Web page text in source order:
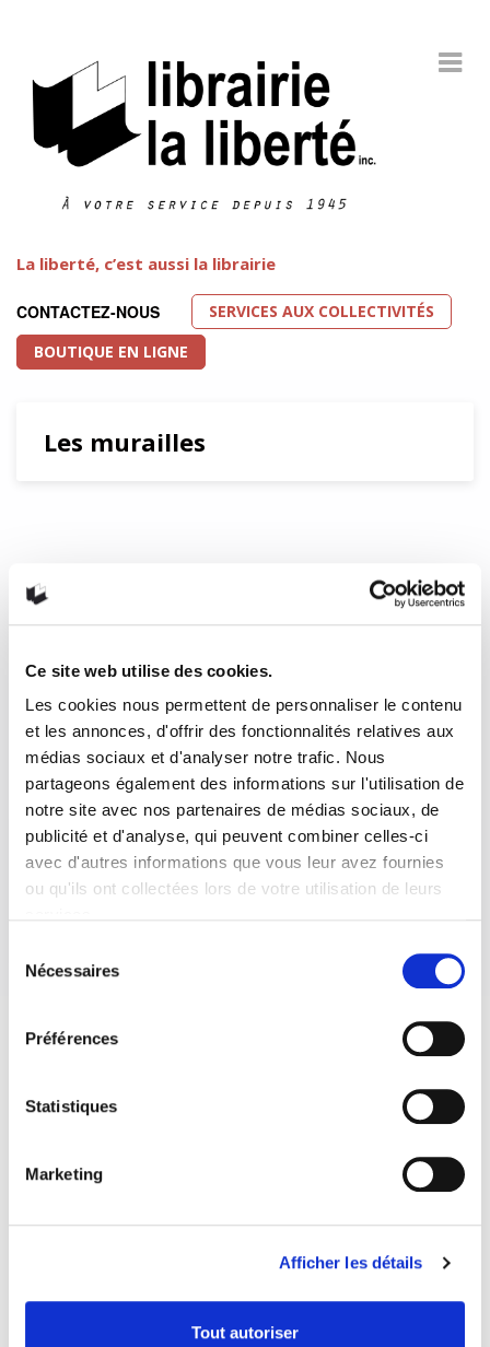
Ce site web utilise des cookies.
Les cookies nous permettent de personnaliser le contenu
et les annonces, d'offrir des fonctionnalités relatives aux
médias sociaux et d'analyser notre trafic. Nous
partageons également des informations sur l'utilisation de
notre site avec nos partenaires de médias sociaux, de
publicité et d'analyse, qui peuvent combiner celles-ci
avec d'autres informations que vous leur avez fournies
ou qu'ils ont collectées lors de votre utilisation de leurs
Nécessaires
Préférences
Statistiques
Marketing
Afficher les détails
Tout autoriser
La liberté, c’est aussi la librairie
CONTACTEZ-NOUS
SERVICES AUX COLLECTIVITÉS
BOUTIQUE EN LIGNE
Les murailles
Une nouvelle chronique de notre libraire Stéphanie Rouleau
Éditions VLB.
6 avril 2016 0 2